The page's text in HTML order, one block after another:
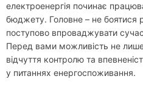
електроенергія починає
бюджету. Головне – не боятися
поступово впроваджувати
Перед вами можливість не
відчуття контролю та
у питаннях енергоспоживання.